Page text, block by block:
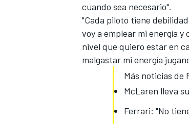
MÁS CATEGORÍAS
cuando sea necesario".
"Cada piloto tiene
voy a emplear mi energía
nivel que quiero estar en
malgastar mi energía
Más noticias de
McLaren lleva
Ferrari: "No